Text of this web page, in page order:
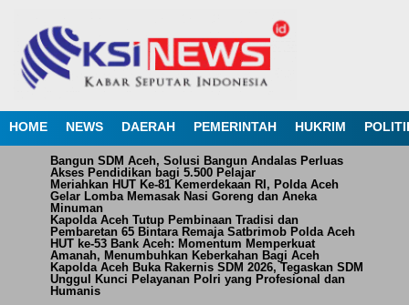
HOME NEWS DAERAH PEMERINTAH HUKRIM
Bangun SDM Aceh, Solusi Bangun Andalas Perluas
Akses Pendidikan bagi 5.500 Pelajar
Meriahkan HUT Ke-81 Kemerdekaan RI, Polda Aceh
Gelar Lomba Memasak Nasi Goreng dan Aneka
Minuman
Kapolda Aceh Tutup Pembinaan Tradisi dan
Pembaretan 65 Bintara Remaja Satbrimob Polda Aceh
HUT ke-53 Bank Aceh: Momentum Memperkuat
Amanah, Menumbuhkan Keberkahan Bagi Aceh
Kapolda Aceh Buka Rakernis SDM 2026, Tegaskan SDM
Unggul Kunci Pelayanan Polri yang Profesional dan
Humanis